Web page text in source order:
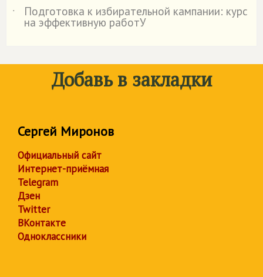
˙
Подготовка к избирательной кампании: курс
на эффективную работУ
Добавь в закладки
Сергей Миронов
Официальный сайт
Интернет-приёмная
Telegram
Дзен
Twitter
ВКонтакте
Одноклассники